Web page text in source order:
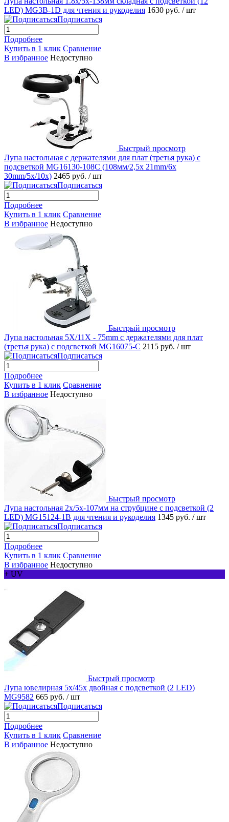
LED) MG3B-1D для чтения и рукоделия 1630 руб. / шт
Подписаться
Подробнее
Купить в 1 клик Сравнение
В избранное Недоступно
Быстрый просмотр
Лупа настольная с держателями для плат (третья рука) с
подсветкой MG16130-108C (108мм/2,5x 21mm/6x
30mm/5x/10x) 2465 руб. / шт
Подписаться
Подробнее
Купить в 1 клик Сравнение
В избранное Недоступно
Быстрый просмотр
Лупа настольная 5X/11X - 75mm с держателями для плат
(третья рука) с подсветкой MG16075-C 2115 руб. / шт
Подписаться
Подробнее
Купить в 1 клик Сравнение
В избранное Недоступно
Быстрый просмотр
Лупа настольная 2x/5x-107мм на струбцине с подсветкой (2
LED) MG15124-1B для чтения и рукоделия 1345 руб. / шт
Подписаться
Подробнее
Купить в 1 клик Сравнение
В избранное Недоступно
+ UV
Быстрый просмотр
Лупа ювелирная 5х/45x двойная с подсветкой (2 LED)
MG9582 665 руб. / шт
Подписаться
Подробнее
Купить в 1 клик Сравнение
В избранное Недоступно